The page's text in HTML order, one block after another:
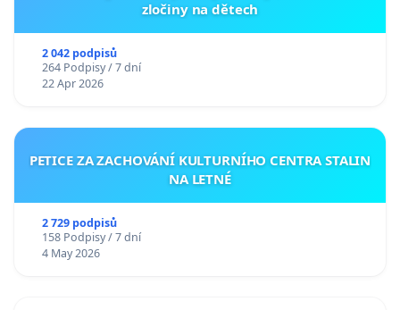
zločiny na dětech
2 042 podpisů
264 Podpisy / 7 dní
22 Apr 2026
PETICE ZA ZACHOVÁNÍ KULTURNÍHO CENTRA STALIN
NA LETNÉ
2 729 podpisů
158 Podpisy / 7 dní
4 May 2026